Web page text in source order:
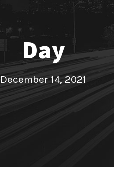
Day
December 14, 2021